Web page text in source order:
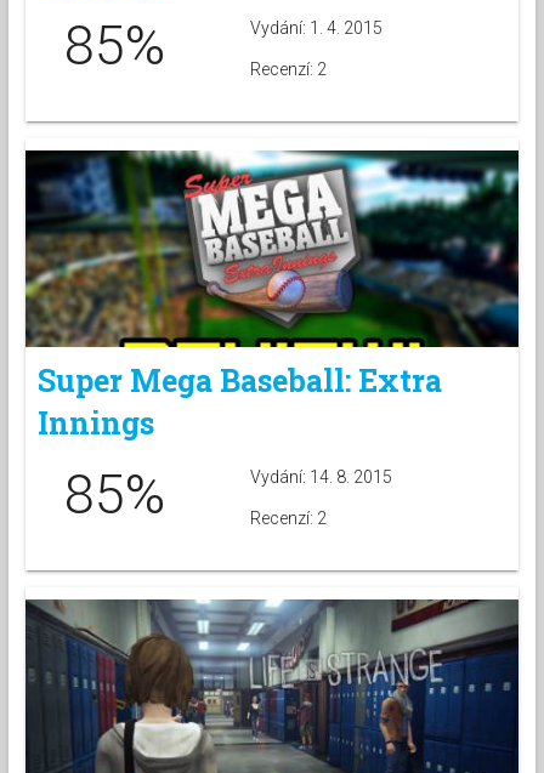
85% Vydání: 1. 4. 2015
Recenzí: 2
Super Mega Baseball: Extra
Innings
85% Vydání: 14. 8. 2015
Recenzí: 2